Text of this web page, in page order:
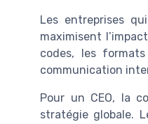
Les entreprises
maximisent
codes, les
communication
Pour un CEO, la
stratégie globale.